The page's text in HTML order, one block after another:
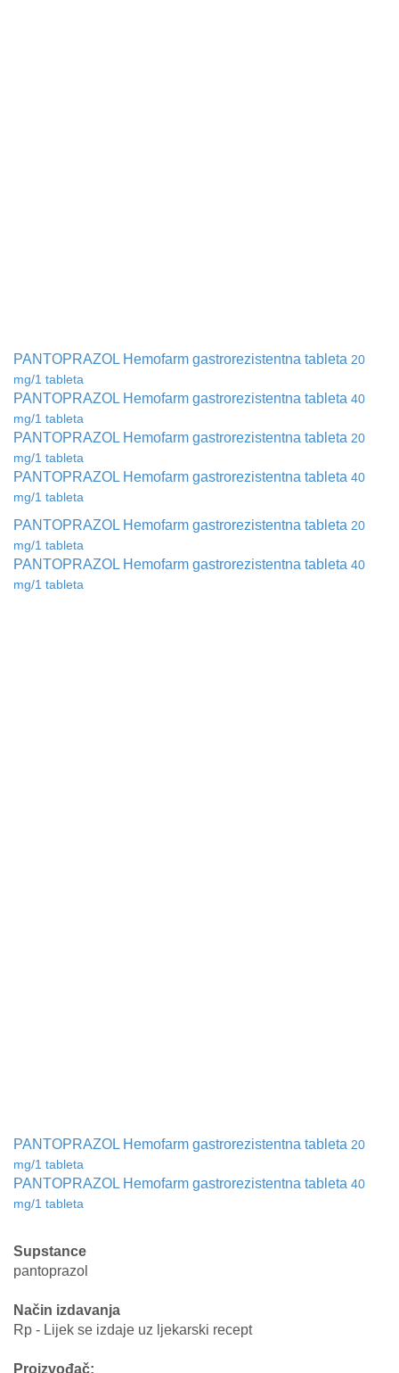
PANTOPRAZOL Hemofarm gastrorezistentna tableta 20
mg/1 tableta
PANTOPRAZOL Hemofarm gastrorezistentna tableta 40
mg/1 tableta
PANTOPRAZOL Hemofarm gastrorezistentna tableta 20
mg/1 tableta
PANTOPRAZOL Hemofarm gastrorezistentna tableta 40
mg/1 tableta
PANTOPRAZOL Hemofarm gastrorezistentna tableta 20
mg/1 tableta
PANTOPRAZOL Hemofarm gastrorezistentna tableta 40
mg/1 tableta
PANTOPRAZOL Hemofarm gastrorezistentna tableta 20
mg/1 tableta
PANTOPRAZOL Hemofarm gastrorezistentna tableta 40
mg/1 tableta
Supstance
pantoprazol
Način izdavanja
Rp - Lijek se izdaje uz ljekarski recept
Proizvođač: